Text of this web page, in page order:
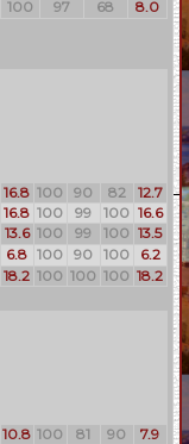
100 97 68 8.0
16.8 100 90 82
12.7
16.8 100 99 100 16.6
13.6 100 99 100 13.5
6.8 100 90 100
6.2
18.2 100 100 100 18.2
10.8 100 81 90
7.9